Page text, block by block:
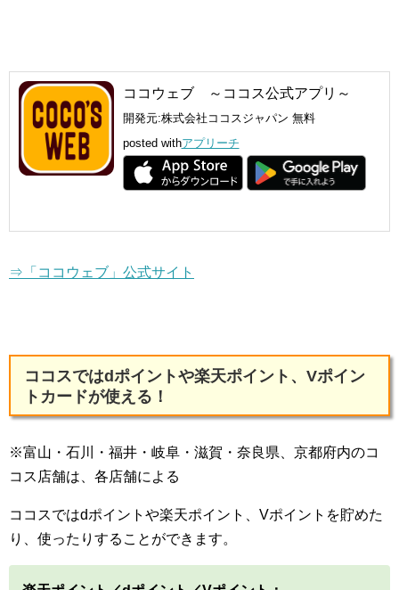
ココウェブ ～ココス公式アプリ～
開発元:株式会社ココスジャパン 無料
posted withアプリーチ
⇒「ココウェブ」公式サイト
ココスではdポイントや楽天ポイント、Vポイン
トカードが使える！
※富山・石川・福井・岐阜・滋賀・奈良県、京都府内のコ
コス店舗は、各店舗による
ココスではdポイントや楽天ポイント、Vポイントを貯めた
り、使ったりすることができます。